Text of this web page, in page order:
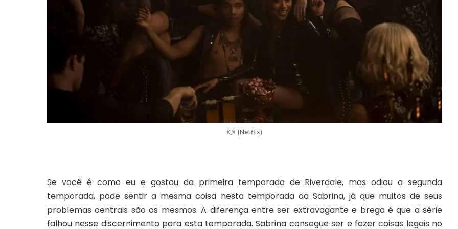
(Netflix)
Se você é como eu e gostou da primeira temporada de Riverdale, mas odiou a segunda
temporada, pode sentir a mesma coisa nesta temporada da Sabrina, já que muitos de seus
problemas centrais são os mesmos. A diferença entre ser extravagante e brega é que a série
falhou nesse discernimento para esta temporada. Sabrina consegue ser e fazer coisas legais no